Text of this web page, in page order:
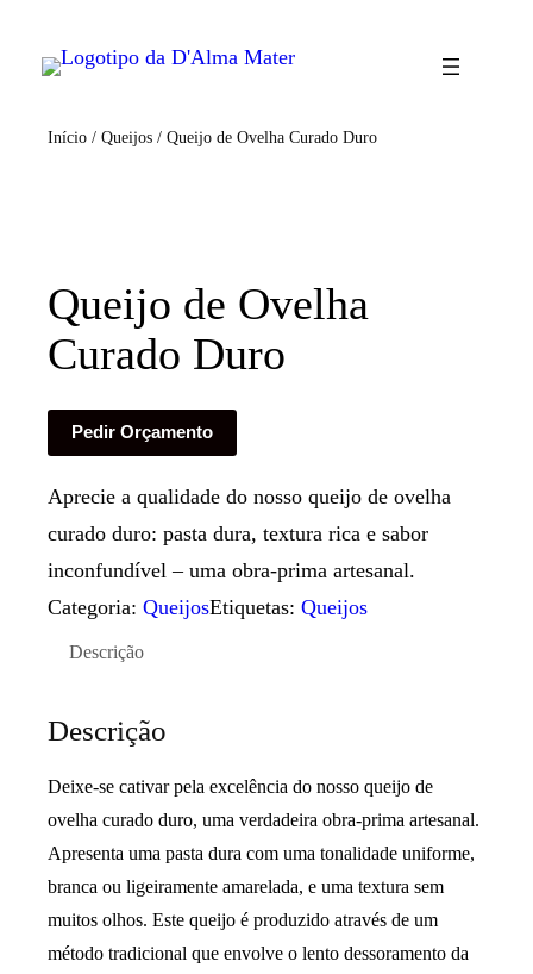
Início/ Queijos/ Queijo de Ovelha Curado Duro
Queijo de Ovelha
Curado Duro
Pedir Orçamento
Aprecie a qualidade do nosso queijo de ovelha
curado duro: pasta dura, textura rica e sabor
inconfundível – uma obra-prima artesanal.
Categoria: QueijosEtiquetas: Queijos
Descrição
Descrição
Deixe-se cativar pela excelência do nosso queijo de
ovelha curado duro, uma verdadeira obra-prima artesanal.
Apresenta uma pasta dura com uma tonalidade uniforme,
branca ou ligeiramente amarelada, e uma textura sem
muitos olhos. Este queijo é produzido através de um
método tradicional que envolve o lento dessoramento da